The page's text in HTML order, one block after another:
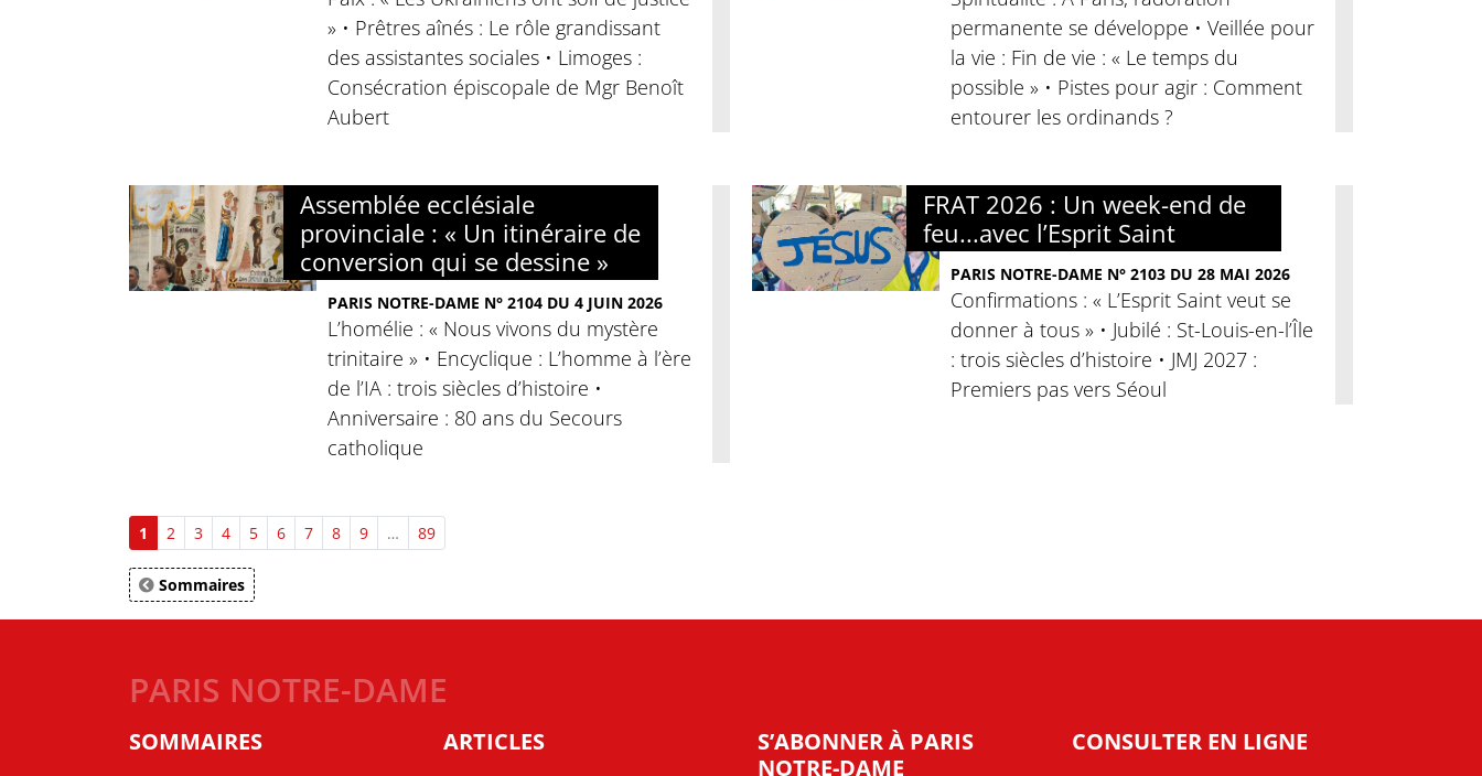
» • Prêtres aînés : Le rôle grandissant
des assistantes sociales • Limoges :
Consécration épiscopale de Mgr Benoît
Aubert
permanente se développe • Veillée pour
la vie : Fin de vie : « Le temps du
possible » • Pistes pour agir : Comment
entourer les ordinands ?
Assemblée ecclésiale
provinciale : « Un itinéraire de
conversion qui se dessine »
PARIS NOTRE-DAME N° 2104 DU 4 JUIN 2026
L’homélie : « Nous vivons du mystère
trinitaire » • Encyclique : L’homme à l’ère
de l’IA : trois siècles d’histoire •
Anniversaire : 80 ans du Secours
catholique
FRAT 2026 : Un week-end de
feu...avec l’Esprit Saint
PARIS NOTRE-DAME N° 2103 DU 28 MAI 2026
Confirmations : « L’Esprit Saint veut se
donner à tous » • Jubilé : St-Louis-en-l’Île
: trois siècles d’histoire • JMJ 2027 :
Premiers pas vers Séoul
1 2 3 4 5 6 7 8 9 … 89
Sommaires
PARIS NOTRE-DAME
SOMMAIRES ARTICLES
S’ABONNER À PARIS
NOTRE-DAME
CONSULTER EN LIGNE